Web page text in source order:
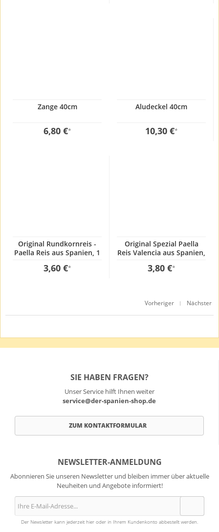
Zange 40cm
6,80 €*
Aludeckel 40cm
10,30 €*
Original Rundkornreis -
Paella Reis aus Spanien, 1
3,60 €*
Original Spezial Paella
Reis Valencia aus Spanien,
3,80 €*
Vorheriger | Nächster
SIE HABEN FRAGEN?
Unser Service hilft Ihnen weiter
service@der-spanien-shop.de
ZUM KONTAKTFORMULAR
NEWSLETTER-ANMELDUNG
Abonnieren Sie unseren Newsletter und bleiben immer über aktuelle
Neuheiten und Angebote informiert!
Der Newsletter kann jederzeit hier oder in Ihrem Kundenkonto abbestellt werden.